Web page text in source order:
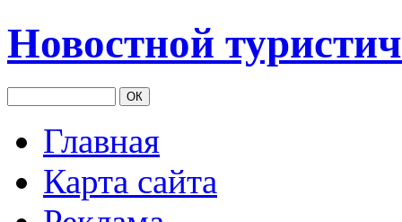
Новостной
Главная
Карта сайта